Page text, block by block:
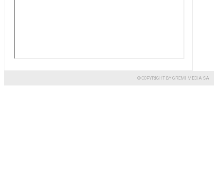
© COPYRIGHT BY GREMI MEDIA SA